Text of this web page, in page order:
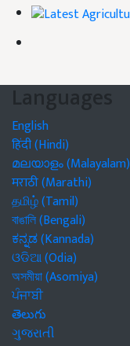
Languages
English
हिंदी (Hindi)
മലയാളം (Malayalam)
मराठी (Marathi)
தமிழ் (Tamil)
বাঙালি (Bengali)
ಕನ್ನಡ (Kannada)
ଓଡିଆ (Odia)
অসমীয়া (Asomiya)
ਪੰਜਾਬੀ
తెలుగు
ગુજરાતી